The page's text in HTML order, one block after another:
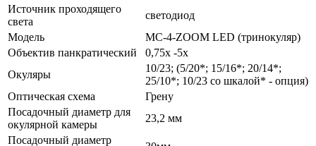
Источник проходящего
света
светодиод
Модель
МС-4-ZOOM LED (тринокуляр)
Объектив панкратический
0,75х -5х
Окуляры
10/23; (5/20*; 15/16*; 20/14*;
25/10*; 10/23 со шкалой* - опция)
Оптическая схема
Грену
Посадочный диаметр для
окулярной камеры
23,2 мм
Посадочный диаметр